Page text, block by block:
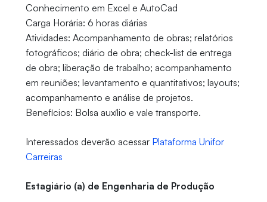
Conhecimento em Excel e AutoCad
Carga Horária: 6 horas diárias
Atividades: Acompanhamento de obras; relatórios
fotográficos; diário de obra; check-list de entrega
de obra; liberação de trabalho; acompanhamento
em reuniões; levantamento e quantitativos; layouts;
acompanhamento e análise de projetos.
Benefícios: Bolsa auxílio e vale transporte.
Interessados deverão acessarPlataforma Unifor
Carreiras
Estagiário (a) de Engenharia de Produção